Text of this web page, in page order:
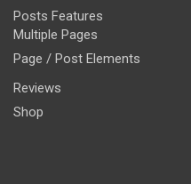
Posts Features
Multiple Pages
Page / Post Elements
Reviews
Shop